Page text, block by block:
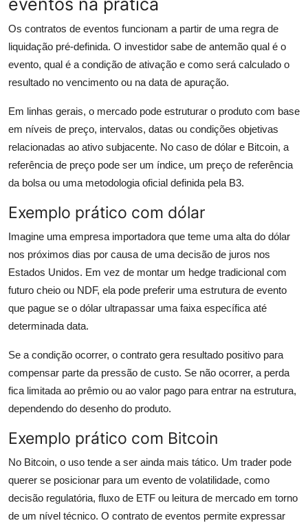
eventos na prática
Os contratos de eventos funcionam a partir de uma regra de
liquidação pré-definida. O investidor sabe de antemão qual é o
evento, qual é a condição de ativação e como será calculado o
resultado no vencimento ou na data de apuração.
Em linhas gerais, o mercado pode estruturar o produto com base
em níveis de preço, intervalos, datas ou condições objetivas
relacionadas ao ativo subjacente. No caso de dólar e Bitcoin, a
referência de preço pode ser um índice, um preço de referência
da bolsa ou uma metodologia oficial definida pela B3.
Exemplo prático com dólar
Imagine uma empresa importadora que teme uma alta do dólar
nos próximos dias por causa de uma decisão de juros nos
Estados Unidos. Em vez de montar um hedge tradicional com
futuro cheio ou NDF, ela pode preferir uma estrutura de evento
que pague se o dólar ultrapassar uma faixa específica até
determinada data.
Se a condição ocorrer, o contrato gera resultado positivo para
compensar parte da pressão de custo. Se não ocorrer, a perda
fica limitada ao prêmio ou ao valor pago para entrar na estrutura,
dependendo do desenho do produto.
Exemplo prático com Bitcoin
No Bitcoin, o uso tende a ser ainda mais tático. Um trader pode
querer se posicionar para um evento de volatilidade, como
decisão regulatória, fluxo de ETF ou leitura de mercado em torno
de um nível técnico. O contrato de eventos permite expressar